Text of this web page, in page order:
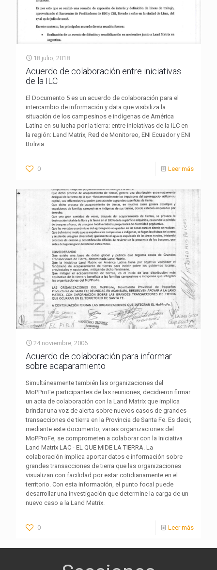
18 julio, 2018
Acuerdo de colaboración entre iniciativas
de la ILC
El Documento 5 es un acuerdo de colaboración para el
intercambio de información y data que visibiliza la
situación de los campesinos e indígenas de América
Latina en su lucha por la tierra; entre iniciativas de la ILC en
la región: Land Matrix, Red de Monitoreo, ENI Ecuador y ENI
Bolivia
0 Leer más
24 noviembre, 2006
Acuerdo de colaboración para informar
sobre acaparamiento
Simultáneamente también las organizaciones del
MoPProFe participantes de las reuniones, decidieron firmar
un acta de colaboración con la Land Matrix que implica
brindar una voz de alerta sobre nuevos casos de grandes
transacciones de tierra en la Provincia de Santa Fe. Es decir,
mediante este documento, varias organizaciones del
MoPProFe, se comprometen a colaborar con la Iniciativa
Land Matrix LAC - EL QUE MIDE LA TIERRA. La
colaboración implica aportar datos e información sobre
grandes transacciones de tierra que las organizaciones
visualizan con facilidad por estar cotidianamente en el
territorio. Con esta información, el punto focal puede
desarrollar una investigación que determine la carga de un
nuevo caso a la Land Matrix.
0 Leer más